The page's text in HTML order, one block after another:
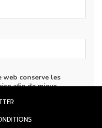
OUVRIR
OUVRIR